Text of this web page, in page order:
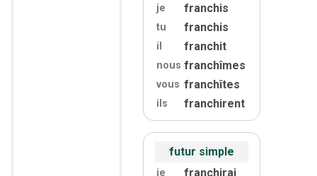
je franchis
tu franchis
il franchit
nous franchîmes
vous franchîtes
ils franchirent
futur simple
je franchirai